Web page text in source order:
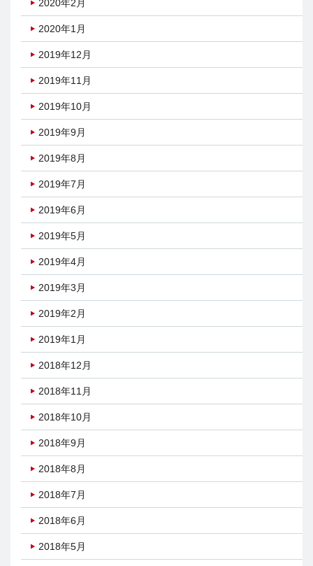
2020年2月
2020年1月
2019年12月
2019年11月
2019年10月
2019年9月
2019年8月
2019年7月
2019年6月
2019年5月
2019年4月
2019年3月
2019年2月
2019年1月
2018年12月
2018年11月
2018年10月
2018年9月
2018年8月
2018年7月
2018年6月
2018年5月